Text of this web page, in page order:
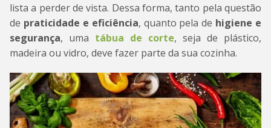
lista a perder de vista. Dessa forma, tanto pela questão
de praticidade e eficiência, quanto pela de higiene e
segurança, uma tábua de corte, seja de plástico,
madeira ou vidro, deve fazer parte da sua cozinha.